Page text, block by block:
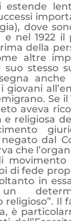
estende
dove
e nel 1922
della
altre
stesso
anche
giovani
Se il
aveva
religiosa
dal
che
movimento
di fede
in
Il
è